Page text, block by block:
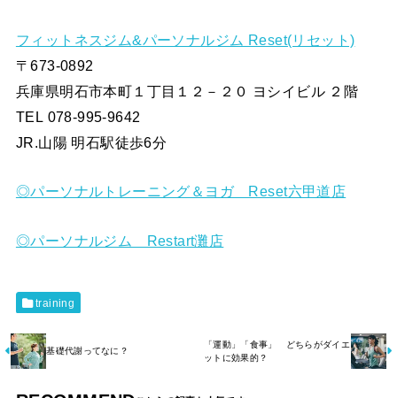
フィットネスジム&パーソナルジム Reset(リセット)
〒673-0892
兵庫県明石市本町１丁目１２－２０ ヨシイビル ２階
TEL 078-995-9642
JR.山陽 明石駅徒歩6分
◎パーソナルトレーニング＆ヨガ Reset六甲道店
◎パーソナルジム Restart灘店
training
基礎代謝ってなに？
「運動」「食事」 どちらがダイエ
ットに効果的？